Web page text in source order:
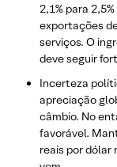
2,1% para
exportações
serviços. O
deve seguir
Incerteza
apreciação
câmbio. No
favorável.
reais por dólar